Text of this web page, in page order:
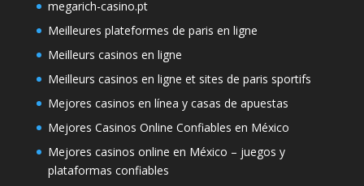
megarich-casino.pt
Meilleures plateformes de paris en ligne
Meilleurs casinos en ligne
Meilleurs casinos en ligne et sites de paris sportifs
Mejores casinos en línea y casas de apuestas
Mejores Casinos Online Confiables en México
Mejores casinos online en México – juegos y
plataformas confiables